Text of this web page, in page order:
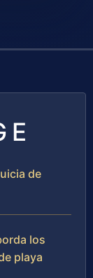
de
los
playa